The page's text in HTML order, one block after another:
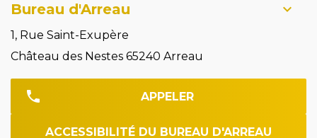
Bureau d'Arreau
1, Rue Saint-Exupère
Château des Nestes 65240 Arreau
APPELER
ACCESSIBILITÉ DU BUREAU D'ARREAU